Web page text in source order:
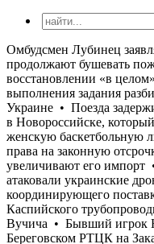
Омбудсмен Лубинец заявляет о массовых нарушениях прав мобилизованных в Береговском РТЦК на Закарпатье, где сотни мужчин лишали права на законную отсрочку • Во Франции продолжают бушевать пожары небывалой силы • Страны ЕС, несмотря на заявление об отказе от российского газа к следующему году, увеличивают его импорт • В РФ заявили о восстановлении «в целом» движения по трассе на сухопутном коридоре в Крым на захваченном России юге Украины, которую постоянно атаковали украинские дроны • 31 июля во время выполнения задания разбился украинский боевой вертолет • Пентагон отстранил от должности ключевого военного чиновника, координирующего поставки военной помощи Украине • Поезда задерживаются до 12 часов по всей Украине • США убедили Украину отказаться от ударов по нефтяным танкерам и объектам Каспийского трубопроводного консорциума в Новороссийске, который обеспечивает 80% экспорта казахской нефти • В Белграде проходит официальная встреча Зеленского и Вучича • Бывший игрок НБА Энес Фридом подал заявку в женскую баскетбольную лигу США — WNBA • Омбудсмен Лубинец заявляет о массовых нарушениях прав мобилизованных в Береговском РТЦК на Закарпатье, где сотни мужчин лишали права на законную отсрочку • Во Франции продолжают бушевать пожары небывалой силы • Страны ЕС, несмотря на заявление об отказе от российского газа к следующему году,